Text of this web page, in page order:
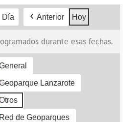
Día Anterior Hoy
durante esas fechas.
Lanzarote
Red de Geoparques